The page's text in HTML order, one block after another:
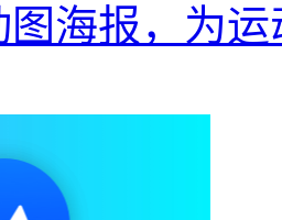
海报，为